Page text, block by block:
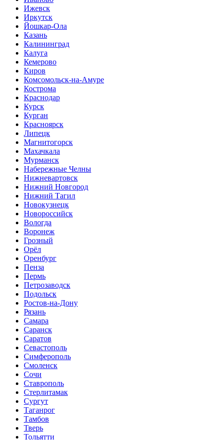
Ижевск
Иркутск
Йошкар-Ола
Казань
Калининград
Калуга
Кемерово
Киров
Комсомольск-на-Амуре
Кострома
Краснодар
Курск
Курган
Красноярск
Липецк
Магнитогорск
Махачкала
Мурманск
Набережные Челны
Нижневартовск
Нижний Новгород
Нижний Тагил
Новокузнецк
Новороссийск
Вологда
Воронеж
Грозный
Орёл
Оренбург
Пенза
Пермь
Петрозаводск
Подольск
Ростов-на-Дону
Рязань
Самара
Саранск
Саратов
Севастополь
Симферополь
Смоленск
Сочи
Ставрополь
Стерлитамак
Сургут
Таганрог
Тамбов
Тверь
Тольятти